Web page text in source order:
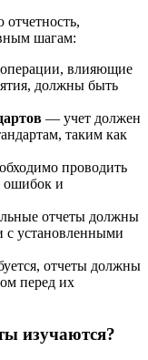
шагам:
влияющие
должны быть
— учет должен
таким как
проводить
ошибок и
отчеты должны
с установленными
отчеты должны
перед их
изучаются?